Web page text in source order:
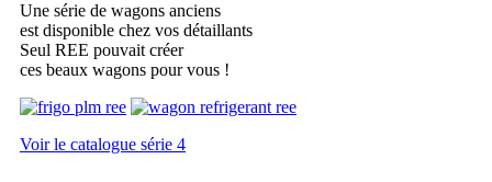
Une série de wagons anciens
est disponible chez vos détaillants
Seul REE pouvait créer
ces beaux wagons pour vous !
Voir le catalogue série 4